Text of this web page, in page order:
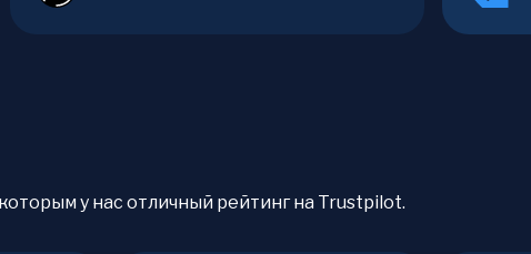
у нас отличный рейтинг на Trustpilot.